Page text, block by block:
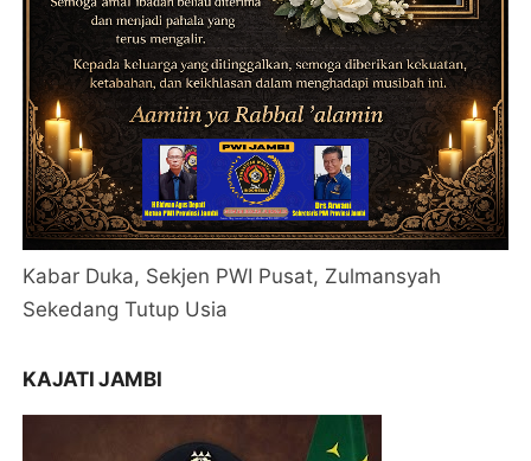
Kabar Duka, Sekjen PWI Pusat, Zulmansyah
Sekedang Tutup Usia
KAJATI JAMBI